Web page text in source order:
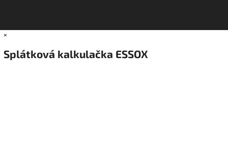
×
Splátková kalkulačka ESSOX